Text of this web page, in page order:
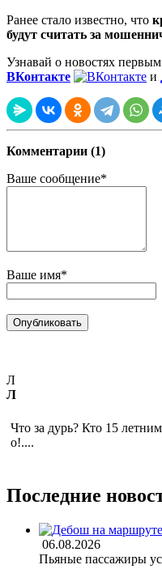
Ранее стало известно, что
будут считать за
Узнавай о новостях
ВКонтакте
и
Комментарии (1)
Ваше сообщение*
Ваше имя*
Л
Л
Что за дурь? Кто 15
о!....
Последние
06.08.2026
Пьяные пассажиры